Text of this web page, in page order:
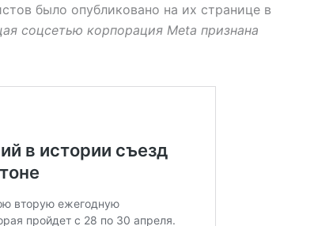
было опубликовано на их странице в
соцсетью корпорация Meta признана